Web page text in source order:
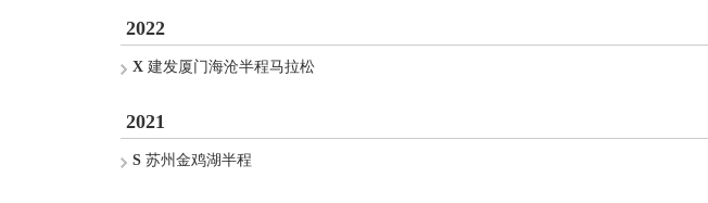
2022
X 建发厦门海沧半程马拉松
2021
S 苏州金鸡湖半程